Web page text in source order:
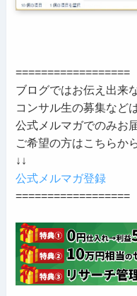
==================
ブログではお伝え出来
コンサル生の募集など
公式メルマガでのみお
ご希望の方はこちらか
↓↓
公式メルマガ登録
==================